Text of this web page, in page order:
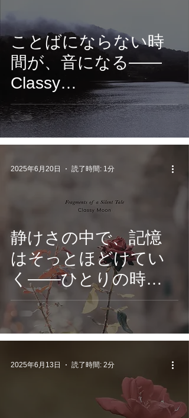
ことばにならない時
間が、音になる——
Classy
Moon『Stillness』配
信開始
静けさの中で、記憶
はそっとほどけてい
く——ひとりの時間
に耳を傾けたくな
る、癒やしを奏でる
Classy Moonの新作ピ
アノアルバム配信
2025年6月20日 読了時間: 1分
2025年6月13日 読了時間: 2分